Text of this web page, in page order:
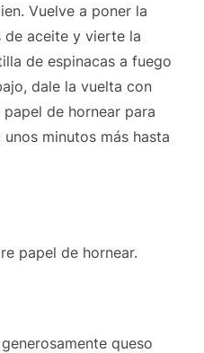
Vuelve a poner la
de aceite y vierte la
de espinacas a fuego
dale la vuelta con
de hornear para
minutos más hasta
papel de hornear.
queso